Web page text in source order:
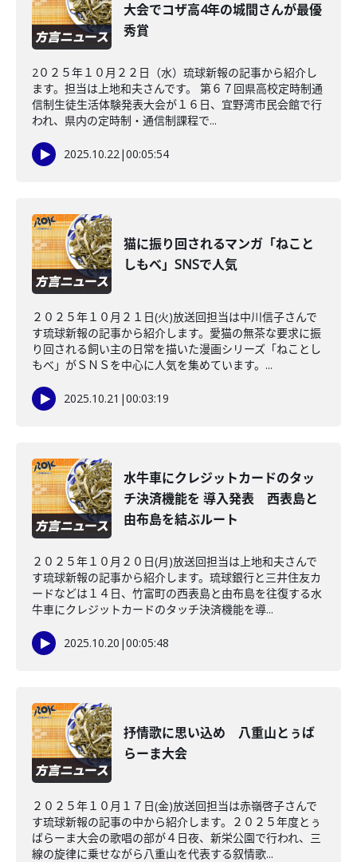
大会でコザ高4年の城間さんが最優
秀賞
2０２５年１０月２２日（水）琉球新報の記事から紹介し
ます。担当は上地和夫さんです。 第６７回県高校定時制通
信制生徒生活体験発表大会が１６日、宜野湾市民会館で行
われ、県内の定時制・通信制課程で...
2025.10.22|00:05:54
猫に振り回されるマンガ「ねこと
しもべ」SNSで人気
２０２５年１０月２１日(火)放送回担当は中川信子さんで
す琉球新報の記事から紹介します。愛猫の無茶な要求に振
り回される飼い主の日常を描いた漫画シリーズ「ねことし
もべ」がＳＮＳを中心に人気を集めています。...
2025.10.21 |00:03:19
水牛車にクレジットカードのタッ
チ決済機能を 導入発表 西表島と
由布島を結ぶルート
２０２５年１０月２０日(月)放送回担当は上地和夫さんで
す琉球新報の記事から紹介します。琉球銀行と三井住友カ
ードなどは１４日、竹富町の西表島と由布島を往復する水
牛車にクレジットカードのタッチ決済機能を導...
2025.10.20 |00:05:48
抒情歌に思い込め 八重山とぅば
らーま大会
２０２５年１０月１７日(金)放送回担当は赤嶺啓子さんで
す琉球新報の記事の中から紹介します。２０２５年度とぅ
ばらーま大会の歌唱の部が４日夜、新栄公園で行われ、三
線の旋律に乗せながら八重山を代表する叙情歌...